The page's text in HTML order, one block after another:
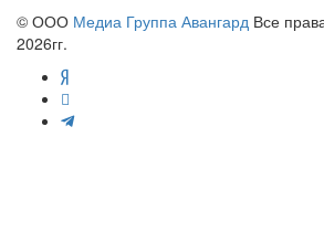
© ООО Медиа Группа Авангард Все
2026гг.